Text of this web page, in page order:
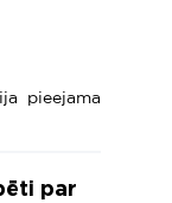
pieejama
par